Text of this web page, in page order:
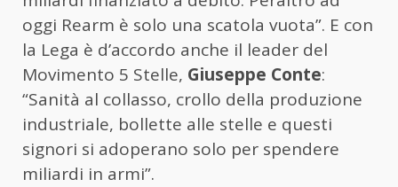
oggi Rearm è solo una scatola vuota”. E con
la Lega è d’accordo anche il leader del
Movimento 5 Stelle, Giuseppe Conte:
“Sanità al collasso, crollo della produzione
industriale, bollette alle stelle e questi
signori si adoperano solo per spendere
miliardi in armi”.